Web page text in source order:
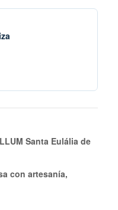
Santa Eulália de
con artesanía,